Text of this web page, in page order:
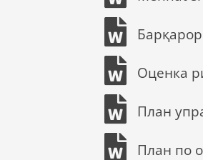
Оценка
План
План по